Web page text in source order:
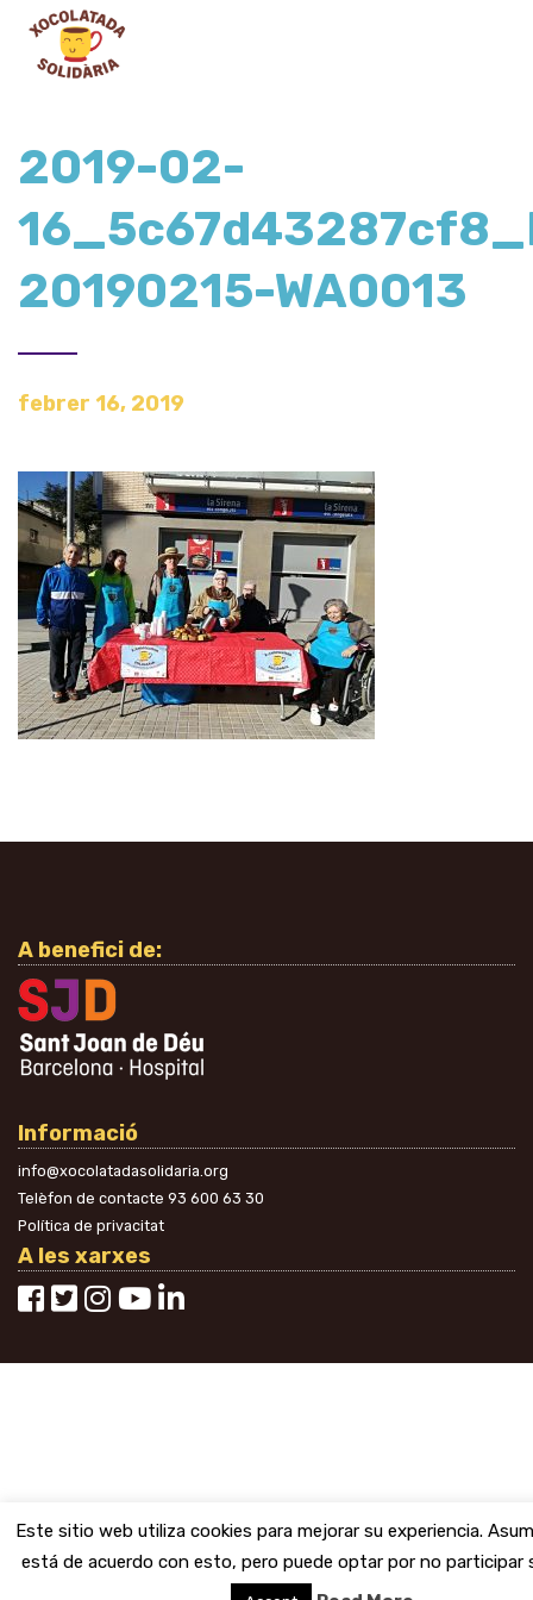
2019-02-
20190215-WA0013
febrer 16, 2019
A benefici de:
Informació
info@xocolatadasolidaria.org
Telèfon de contacte 93 600 63 30
Política de privacitat
A les xarxes
Este sitio web utiliza cookies para mejorar su experiencia.
está de acuerdo con esto, pero puede optar por no participar